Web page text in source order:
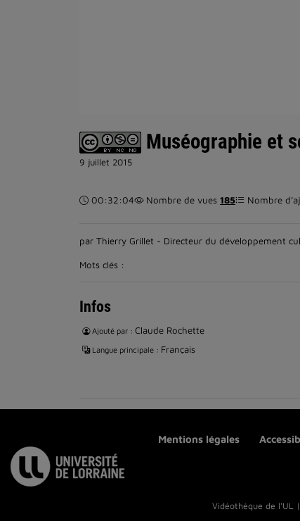
Muséographie et
9 juillet 2015
Durée :
00:32:04 Nombre de vues 185 Nombre
par Thierry Grillet - Directeur du développement
Mots clés :
Infos
Ajouté par : Claude Rochette
Langue principale : Français
Mentions légales
Vidéothèque de l'UL